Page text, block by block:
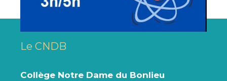
Le CNDB
Collège Notre Dame du Bonlieu